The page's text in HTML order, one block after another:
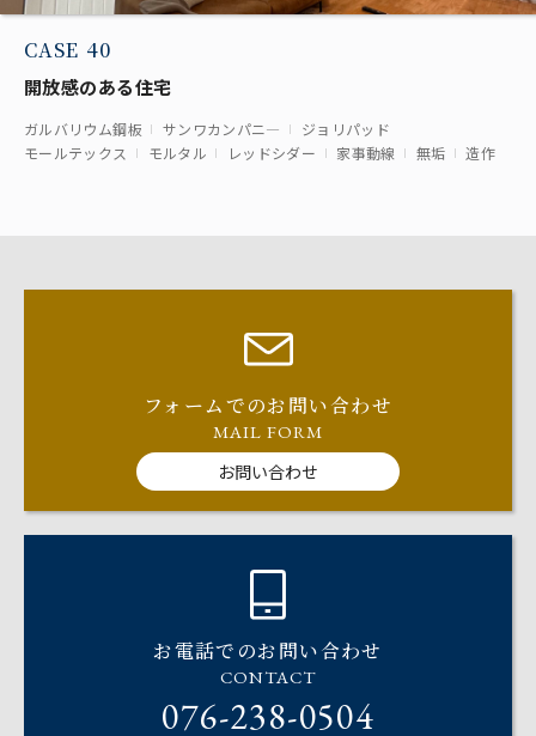
CASE 40
開放感のある住宅
ガルバリウム鋼板 サンワカンパニ―
ジョリパッド
モールテックス
モルタル レッドシダー 家事動線 無垢 造作
フォームでのお問い合わせ
MAIL FORM
お問い合わせ
お電話でのお問い合わせ
CONTACT
076-238-0504